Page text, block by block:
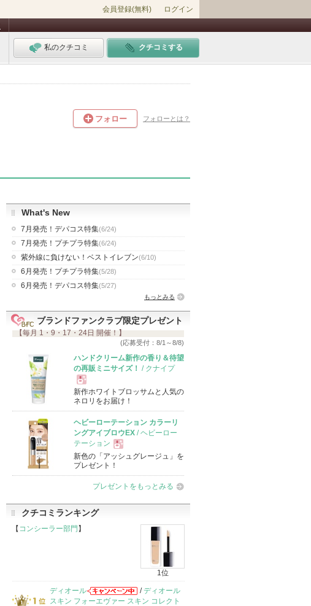
会員登録(無料) ログイン
私のクチコミ クチコミする
フォロー フォローとは？
What's New
7月発売！デパコス特集(6/24)
7月発売！プチプラ特集(6/24)
紫外線に負けない！ベストイレブン(6/10)
6月発売！プチプラ特集(5/28)
6月発売！デパコス特集(5/27)
もっとみる
ブランドファンクラブ限定プレゼント
【毎月 1・9・17・24日 開催！】
(応募受付：8/1～8/8)
ハンドクリーム新作の香り＆待望
の再販ミニサイズ！
/ クナイプ
現
品
新作ホワイトブロッサムと人気の
ネロリをお届け！
ヘビーローテーション カラーリ
ングアイブロウEX / ヘビーロー
テーション
現
品
新色の「アッシュグレージュ」を
プレゼント！
プレゼントをもっとみる
クチコミランキング
【コンシーラー部門】
1位
ディオール /ディオール
スキン フォーエヴァー スキン コレクト